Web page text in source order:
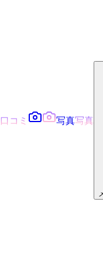
口コミ 写真写真